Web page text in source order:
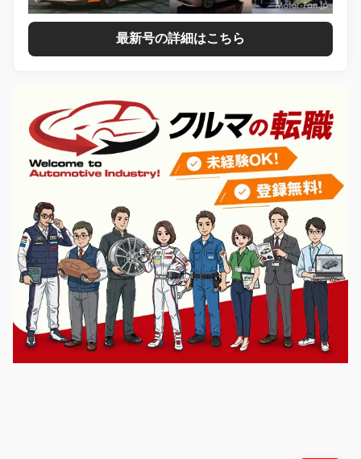
最新号の詳細はこちら